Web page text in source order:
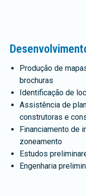
Produção de
brochuras
Identificação de
Assistência de
construtoras e
Financiamento de
zoneamento
Estudos
Engenharia